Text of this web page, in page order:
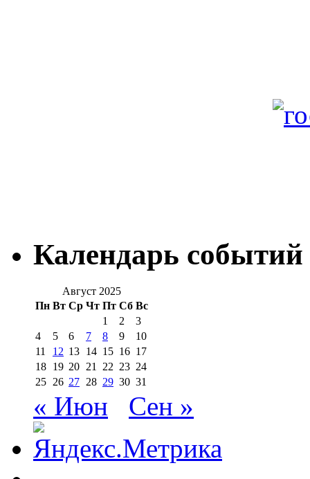
Календарь событий
Август 2025
Пн Вт Ср Чт Пт Сб Вс
1
2
3
4
5 6 7 8 9
10
11
12 13 14 15 16 17
18 19 20 21 22 23 24
25 26 27 28 29 30 31
« Июн Сен »